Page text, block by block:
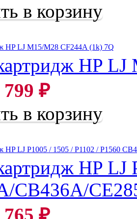
в корзину
HP
799 ₽
в корзину
HP LJ
CB436A/